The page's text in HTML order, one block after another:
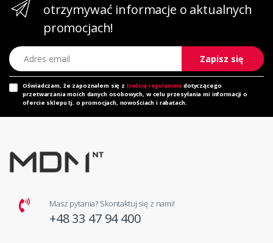
otrzymywać informacje o aktualnych
promocjach!
Adres email
Zapisz się
Oświadczam, że zapoznałem się z treścią regulaminu dotyczącego
przetwarzania moich danych osobowych, w celu przesyłania mi informacji o
ofercie sklepu tj. o promocjach, nowościach i rabatach.
Masz pytania? Skontaktuj się z nami!
+48 33 47 94 400